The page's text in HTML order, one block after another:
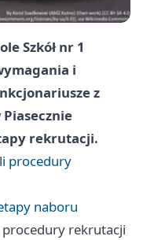
Szkół nr 1
i
z
rekrutacji.
procedury
naboru
procedury rekrutacji